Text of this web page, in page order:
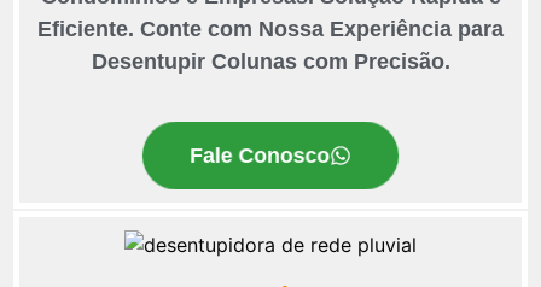
Eficiente. Conte com Nossa Experiência para
Desentupir Colunas com Precisão.
Fale Conosco